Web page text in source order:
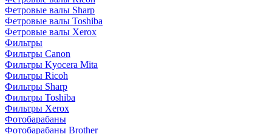
Фетровые валы Sharp
Фетровые валы Toshiba
Фетровые валы Xerox
Фильтры
Фильтры Canon
Фильтры Kyocera Mita
Фильтры Ricoh
Фильтры Sharp
Фильтры Toshiba
Фильтры Xerox
Фотобарабаны
Фотобарабаны Brother